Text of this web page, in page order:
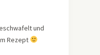
und
Rezept